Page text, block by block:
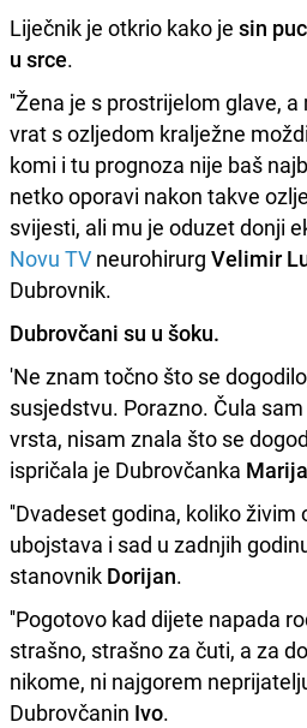
Liječnik je otkrio kako je sin
u srce.
''Žena je s prostrijelom glave,
vrat s ozljedom kralježne
komi i tu prognoza nije baš
netko oporavi nakon takve
svijesti, ali mu je oduzet donji
Novu TV neurohirurg Velimir
Dubrovnik.
Dubrovčani su u šoku.
'Ne znam točno što se
susjedstvu. Porazno. Čula
vrsta, nisam znala što se
ispričala je Dubrovčanka Marija
''Dvadeset godina, koliko živim
ubojstava i sad u zadnjih
stanovnik Dorijan.
''Pogotovo kad dijete napada
strašno, strašno za čuti, a za
nikome, ni najgorem
Dubrovčanin Ivo.